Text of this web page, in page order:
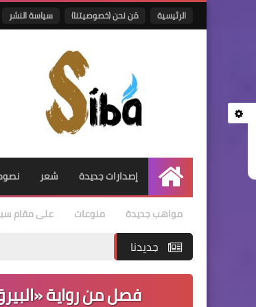
الرئيسية مَن نحن (خصوصيتنا) سياسة النشر
الرئيسية
إصدارات جديدة شعر
مواهب جديدة منوعات على مقام
جديدنا
فصل من رواية